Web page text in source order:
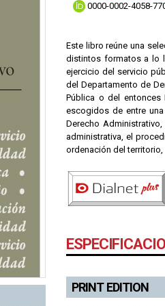
0000-0002-4058-
Este libro reúne una
distintos formatos a lo
ejercicio del servicio
del Departamento de
Pública o del entonces
escogidos de entre
Derecho
administrativa, el
ordenación del
PRINT EDITION